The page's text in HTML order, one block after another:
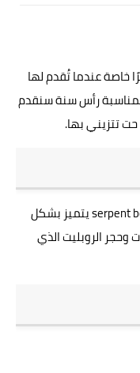
خاصة عندما تُقدم لها
رأس سنة سنقدم
تتزيني بها.
من علاموة بوشرون اخترنا لك خاتم serpent boheme يتميز بشكل
الروبليت الذي